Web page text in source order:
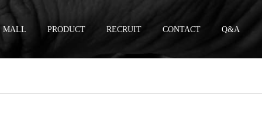
MALL PRODUCT RECRUIT CONTACT Q&A